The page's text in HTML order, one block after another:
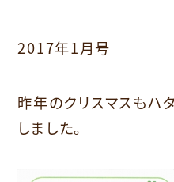
2017年1月号
昨年のクリスマスもハ
しました。